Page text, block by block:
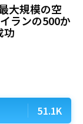
大規模の空
ランの500か
功
51.1K